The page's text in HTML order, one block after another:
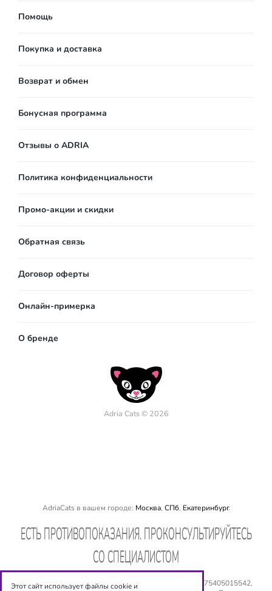
Помощь
Покупка и доставка
Возврат и обмен
Бонусная программа
Отзывы о ADRIA
Политика конфиденциальности
Промо-акции и скидки
Обратная связь
Договор оферты
Онлайн-примерка
О бренде
Adria Cats © 2026
AdriaCats в вашем городе: Москва, СПб, Екатеринбург.
EСТЬ ПРОТИВОПОКАЗАНИЯ. ПРОКОНСУЛЬТИРУЙТЕСЬ
СО СПЕЦИАЛИСТОМ
ООО «Оптиксервис», ИНН: 540 534 6944, ОГРН: № 1075405015542,
Этот сайт использует файлы cookie и